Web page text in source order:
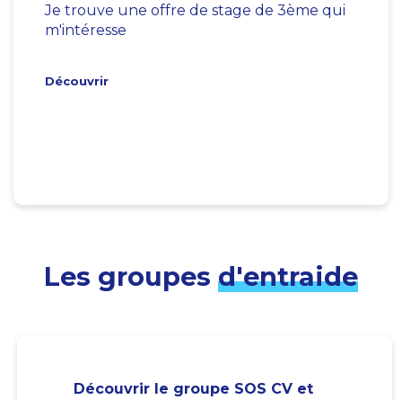
Je trouve une offre de stage de 3ème qui
m'intéresse
Découvrir
Les groupes d'entraide
Découvrir le groupe SOS CV et